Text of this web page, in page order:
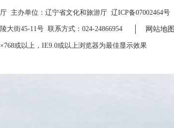
主办单位：辽宁省文化和旅游厅 辽ICP备07002464号
大街45-11号 联系方式：024-24866954 网站地图
或以上，IE9.0或以上浏览器为最佳显示效果